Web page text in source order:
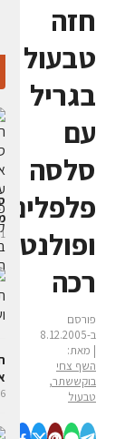
חזה
טבעול
בגריל
עם
סלסה
פלפלים
ופולנטה
רכה
פורסם
ב-8.12.2005
| מאת:
השף צחי
בוקששתר,
טבעול
31
6 בספטמבר 2005